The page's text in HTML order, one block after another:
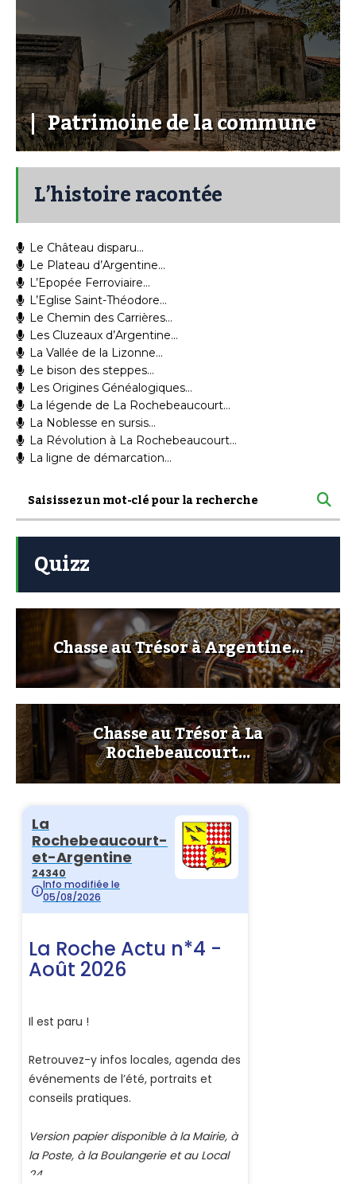
Patrimoine de la commune
L’histoire racontée
Le Château disparu…
Le Plateau d’Argentine…
L’Epopée Ferroviaire…
L’Eglise Saint-Théodore…
Le Chemin des Carrières…
Les Cluzeaux d’Argentine…
La Vallée de la Lizonne…
Le bison des steppes…
Les Origines Généalogiques…
La légende de La Rochebeaucourt…
La Noblesse en sursis…
La Révolution à La Rochebeaucourt…
La ligne de démarcation…
Quizz
Chasse au Trésor à Argentine…
Chasse au Trésor à La
Rochebeaucourt…